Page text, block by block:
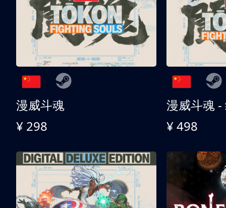
漫威斗魂
¥ 298
漫威斗魂 -
¥ 498